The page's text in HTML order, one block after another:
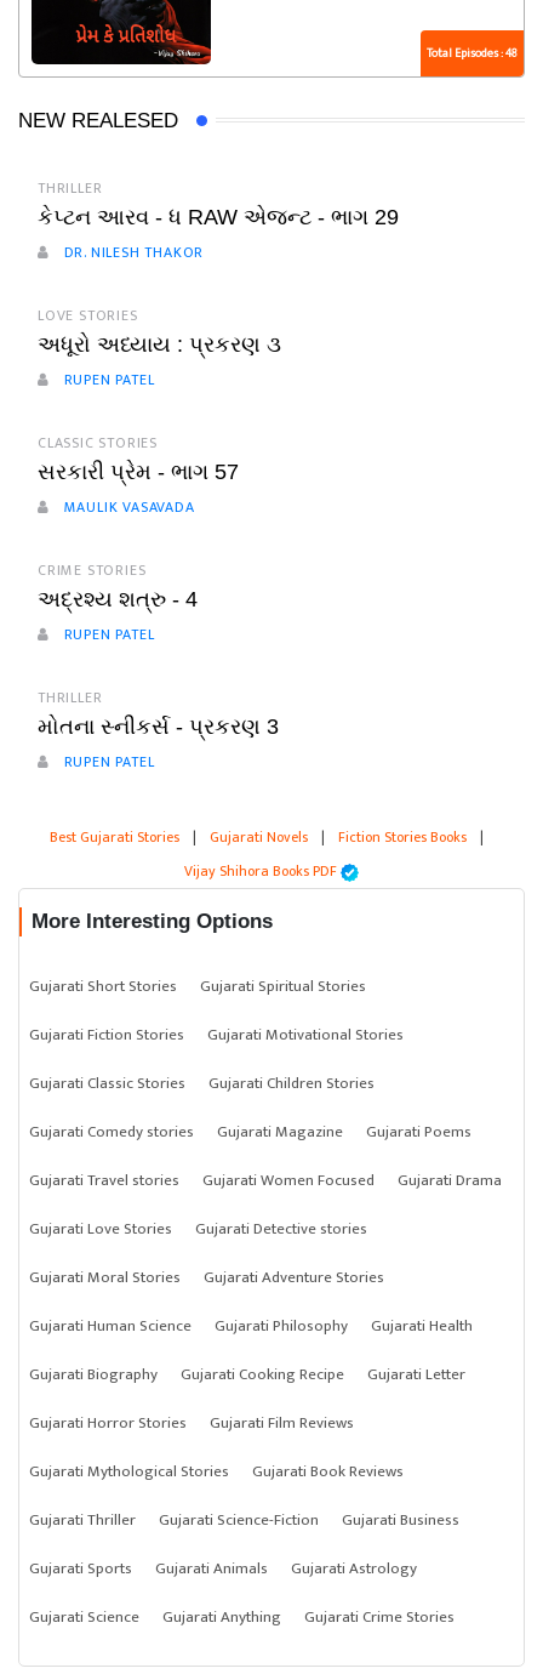
Total Episodes : 48
NEW REALESED
THRILLER
કેપ્ટન આરવ - ધ RAW એજન્ટ - ભાગ 29
DR. NILESH THAKOR
LOVE STORIES
અધૂરો અધ્યાય : પ્રકરણ ૩
RUPEN PATEL
CLASSIC STORIES
સરકારી પ્રેમ - ભાગ 57
MAULIK VASAVADA
CRIME STORIES
અદ્રશ્ય શત્રુ - 4
RUPEN PATEL
THRILLER
મોતના સ્નીકર્સ - પ્રકરણ 3
RUPEN PATEL
Best Gujarati Stories | Gujarati Novels | Fiction Stories Books |
Vijay Shihora Books PDF
More Interesting Options
Gujarati Short Stories
Gujarati Spiritual Stories
Gujarati Fiction Stories
Gujarati Motivational Stories
Gujarati Classic Stories
Gujarati Children Stories
Gujarati Comedy stories
Gujarati Magazine
Gujarati Poems
Gujarati Travel stories
Gujarati Women Focused
Gujarati Drama
Gujarati Love Stories
Gujarati Detective stories
Gujarati Moral Stories
Gujarati Adventure Stories
Gujarati Human Science
Gujarati Philosophy
Gujarati Health
Gujarati Biography
Gujarati Cooking Recipe
Gujarati Letter
Gujarati Horror Stories
Gujarati Film Reviews
Gujarati Mythological Stories
Gujarati Book Reviews
Gujarati Thriller
Gujarati Science-Fiction
Gujarati Business
Gujarati Sports
Gujarati Animals
Gujarati Astrology
Gujarati Science
Gujarati Anything Gujarati Crime Stories